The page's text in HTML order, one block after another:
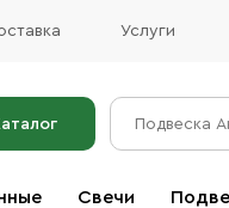
Услуги
Свечи